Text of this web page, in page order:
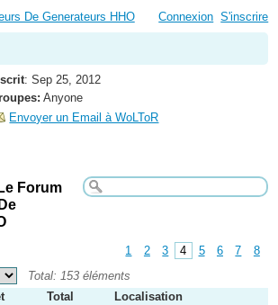
De Generateurs HHO Connexion S'inscrire
:Sep 25, 2012
Anyone
Envoyer un Email à WoLToR
Forum
1 2 3 4 5 6 7
8
Total: 153 éléments
Total
Localisation